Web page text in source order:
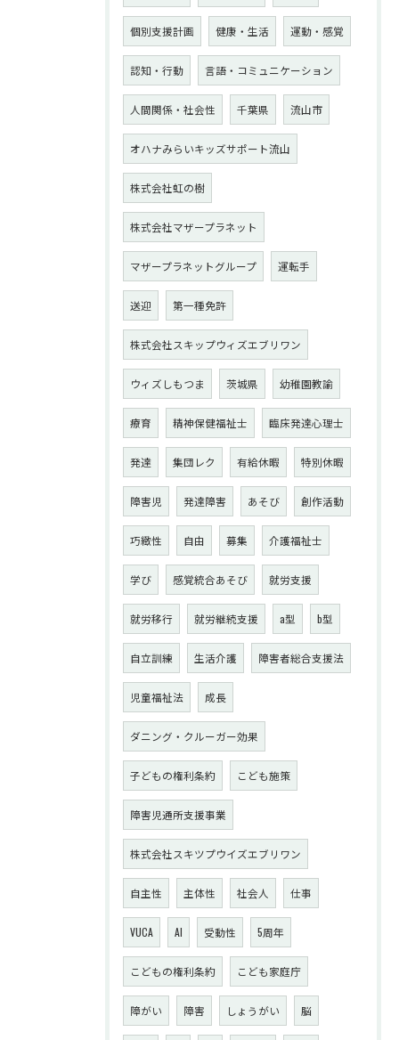
個別支援計画 健康・生活 運動・感覚
認知・行動 言語・コミュニケーション
人間関係・社会性 千葉県 流山市
オハナみらいキッズサポート流山
株式会社虹の樹
株式会社マザープラネット
マザープラネットグループ 運転手
送迎 第一種免許
株式会社スキップウィズエブリワン
ウィズしもつま 茨城県 幼稚園教諭
療育 精神保健福祉士 臨床発達心理士
発達 集団レク 有給休暇 特別休暇
障害児 発達障害 あそび 創作活動
巧緻性 自由 募集 介護福祉士
学び 感覚統合あそび 就労支援
就労移行 就労継続支援 a型 b型
自立訓練 生活介護 障害者総合支援法
児童福祉法 成長
ダニング・クルーガー効果
子どもの権利条約 こども施策
障害児通所支援事業
株式会社スキツプウイズエブリワン
自主性 主体性 社会人 仕事
VUCA AI 受動性 5周年
こどもの権利条約 こども家庭庁
障がい 障害 しょうがい 脳